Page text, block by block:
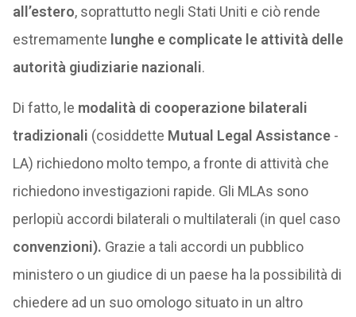
all’estero, soprattutto negli Stati Uniti e ciò rende
estremamente lunghe e complicate le attività delle
autorità giudiziarie nazionali.
Di fatto, le modalità di cooperazione bilaterali
tradizionali (cosiddette Mutual Legal Assistance-
LA) richiedono molto tempo, a fronte di attività che
richiedono investigazioni rapide. Gli MLAs sono
perlopiù accordi bilaterali o multilaterali (in quel caso
convenzioni). Grazie a tali accordi un pubblico
ministero o un giudice di un paese ha la possibilità di
chiedere ad un suo omologo situato in un altro